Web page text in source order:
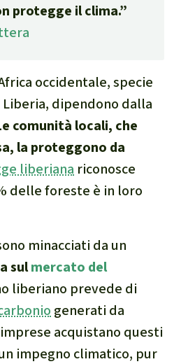
MDL
Chimalapas
Incendi
Domande e risposte
Criminalità ambientale,
narcotraffico e territori
indigeni in Amazzonia
Problemi della
certificazione
protegge il clima.”
occidentale, specie
dipendono dalla
comunità locali, che
la proteggono da
liberiana riconosce
delle foreste è in loro
minacciati da un
sulmercato del
liberiano prevede di
generati da
acquistano questi
impegno climatico, pur